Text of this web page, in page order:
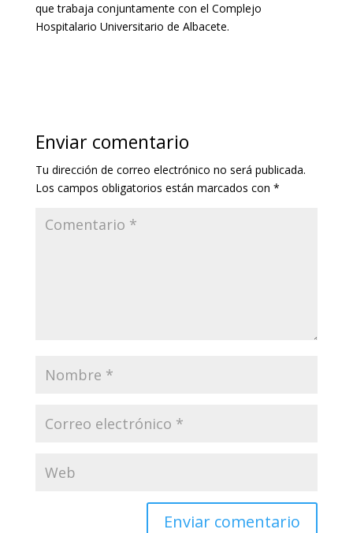
que trabaja conjuntamente con el Complejo
Hospitalario Universitario de Albacete.
Enviar comentario
Tu dirección de correo electrónico no será publicada.
Los campos obligatorios están marcados con *